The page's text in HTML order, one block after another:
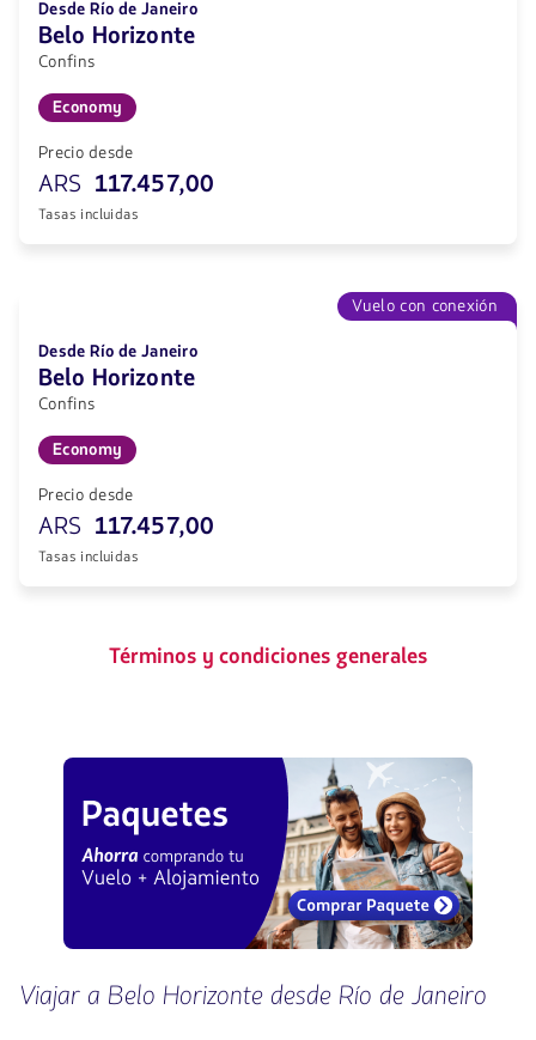
Desde Río de Janeiro
Belo Horizonte
Confins
Economy
Precio desde
ARS 117.457,00
Tasas incluidas
Vuelo con conexión
Desde Río de Janeiro
Belo Horizonte
Confins
Economy
Precio desde
ARS 117.457,00
Tasas incluidas
Términos y condiciones generales
Viajar a Belo Horizonte desde Río de Janeiro